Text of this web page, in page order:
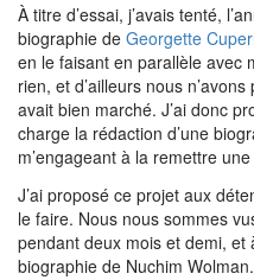
À titre d’essai, j’avais tenté,
biographie de Georgette
en le faisant en parallèle avec
rien, et d’ailleurs nous
avait bien marché. J’ai donc
charge la rédaction d’une
m’engageant à la remettre
J’ai proposé ce projet aux
le faire. Nous nous sommes
pendant deux mois et demi,
biographie de Nuchim Wolman.